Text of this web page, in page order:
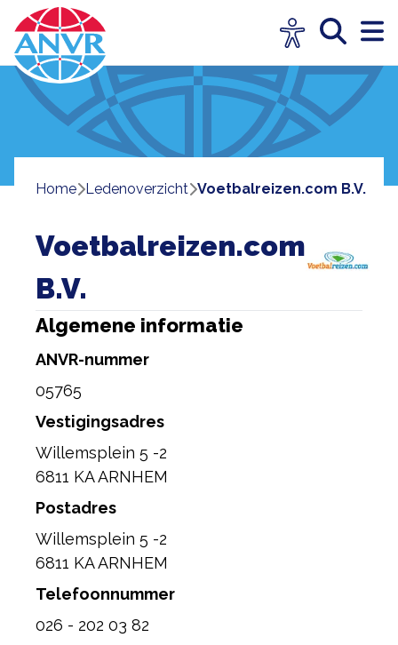
Home ledenoverzicht Voetbalreizen.com B.V.
Voetbalreizen.com
B.V.
Algemene informatie
ANVR-nummer
05765
Vestigingsadres
Willemsplein 5 -2
6811 KA ARNHEM
Postadres
Willemsplein 5 -2
6811 KA ARNHEM
Telefoonnummer
026 - 202 03 82